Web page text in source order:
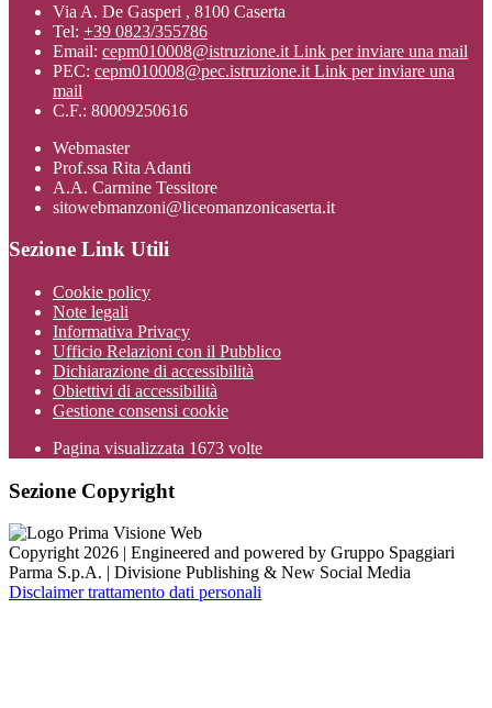
Via A. De Gasperi , 8100 Caserta
Tel: +39 0823/355786
Email: cepm010008@istruzione.it Link per inviare una mail
PEC: cepm010008@pec.istruzione.it Link per inviare una
mail
C.F.: 80009250616
Webmaster
Prof.ssa Rita Adanti
A.A. Carmine Tessitore
sitowebmanzoni@liceomanzonicaserta.it
Sezione Link Utili
Cookie policy
Note legali
Informativa Privacy
Ufficio Relazioni con il Pubblico
Dichiarazione di accessibilità
Obiettivi di accessibilità
Gestione consensi cookie
Pagina visualizzata 1673 volte
Sezione Copyright
Copyright 2026 | Engineered and powered by Gruppo Spaggiari
Parma S.p.A. | Divisione Publishing & New Social Media
Disclaimer trattamento dati personali